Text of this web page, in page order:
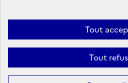
Tout
Tout
Sauf mention contraire, tous les